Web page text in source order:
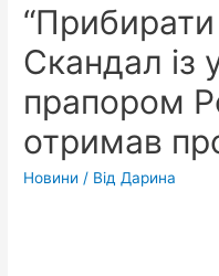
Скандал із
прапором
отримав
Новини / Від Дарина